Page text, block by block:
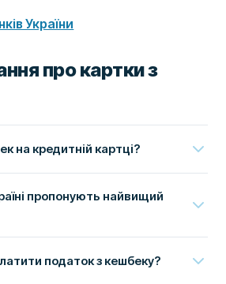
України
про картки з
на кредитній картці?
пропонують найвищий
податок з кешбеку?